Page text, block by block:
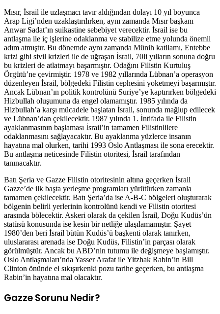
Mısır, İsrail ile uzlaşmacı tavır aldığından dolayı 10 yıl boyunca
Arap Ligi’nden uzaklaştırılırken, aynı zamanda Mısır başkanı
Anwar Sadat’ın suikastine sebebiyet verecektir. İsrail ise bu
antlaşma ile iç işlerine odaklanma ve stabilize etme yolunda önemli
adım atmıştır. Bu dönemde aynı zamanda Münih katliamı, Entebbe
krizi gibi sivil krizleri ile de uğraşan İsrail, 70li yılların sonuna doğru
bu krizleri de atlatmayı başarmıştır. Odağını Filistin Kurtuluş
Örgütü’ne çevirmiştir. 1978 ve 1982 yıllarında Lübnan’a operasyon
düzenleyen İsrail, bölgedeki Filistin cephesini yoketmeyi başarmıştır.
Ancak Lübnan’ın politik kontrolünü Suriye’ye kaptırırken bölgedeki
Hizbullah oluşumuna da engel olamamıştır. 1985 yılında da
Hizbullah’a karşı mücadele başlatan İsrail, sonunda mağlup edilecek
ve Lübnan’dan çekilecektir. 1987 yılında 1. İntifada ile Filistin
ayaklanmasının başlaması İsrail’in tamamen Filistinlilere
odaklanmasını sağlayacaktır. Bu ayaklanma yüzlerce insanın
hayatına mal olurken, tarihi 1993 Oslo Antlaşması ile sona erecektir.
Bu antlaşma neticesinde Filistin otoritesi, İsrail tarafından
tanınacaktır.
Batı Şeria ve Gazze Filistin otoritesinin altına geçerken İsrail
Gazze’de ilk başta yerleşme programları yürütürken zamanla
tamamen çekilecektir. Batı Şeria’da ise A-B-C bölgeleri oluşturarak
bölgenin belirli yerlerinin kontrolünü kendi ve Filistin otoritesi
arasında bölecektir. Askeri olarak da çekilen İsrail, Doğu Kudüs’ün
statüsü konusunda ise kesin bir netliğe ulaşılamamıştır. Şayet
1980’den beri İsrail bütün Kudüs’ü başkenti olarak tanırken,
uluslararası arenada ise Doğu Kudüs, Filistin’in parçası olarak
görülmüştür. Ancak bu ABD’nin tutumu ile değişmeye başlamıştır.
Oslo Antlaşmaları’nda Yasser Arafat ile Yitzhak Rabin’in Bill
Clinton önünde el sıkışırkenki pozu tarihe geçerken, bu antlaşma
Rabin’in hayatına mal olacaktır.
Gazze Sorunu Nedir?